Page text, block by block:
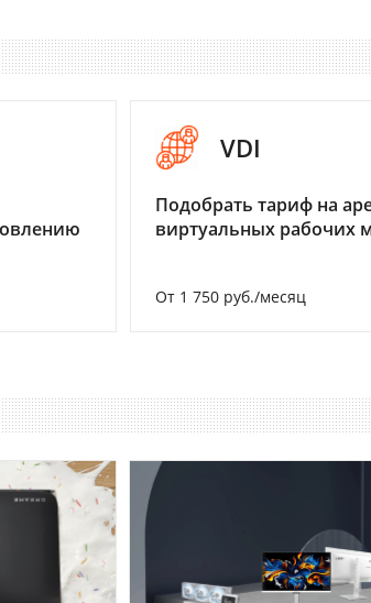
VDI
Подобрать тариф на
виртуальных рабочих
От 1 750 руб./месяц